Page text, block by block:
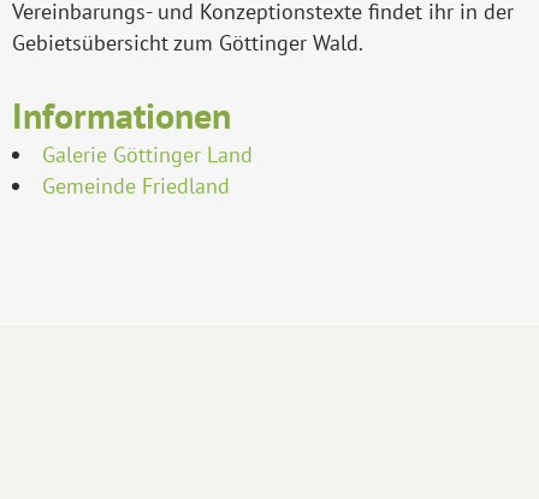
Vereinbarungs- und Konzeptionstexte findet ihr in der
Gebietsübersicht zum Göttinger Wald.
Informationen
Galerie Göttinger Land
Gemeinde Friedland